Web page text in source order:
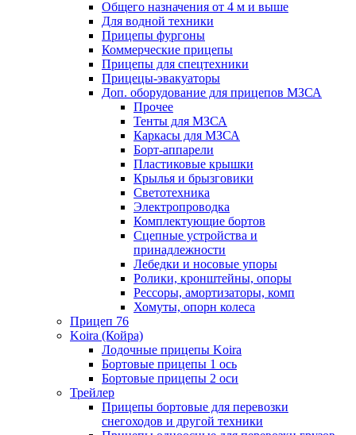
Общего назначения от 4 м и выше
Для водной техники
Прицепы фургоны
Коммерческие прицепы
Прицепы для спецтехники
Прицецы-эвакуаторы
Доп. оборудование для прицепов МЗСА
Прочее
Тенты для МЗСА
Каркасы для МЗСА
Борт-аппарели
Пластиковые крышки
Крылья и брызговики
Светотехника
Электропроводка
Комплектующие бортов
Сцепные устройства и
принадлежности
Лебедки и носовые упоры
Ролики, кронштейны, опоры
Рессоры, амортизаторы, комп
Хомуты, опорн колеса
Прицеп 76
Koira (Койра)
Лодочные прицепы Koira
Бортовые прицепы 1 ось
Бортовые прицепы 2 оси
Трейлер
Прицепы бортовые для перевозки
снегоходов и другой техники